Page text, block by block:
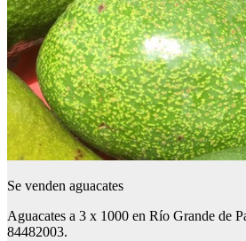
Se venden aguacates
Aguacates a 3 x 1000 en Río Grande de
84482003.